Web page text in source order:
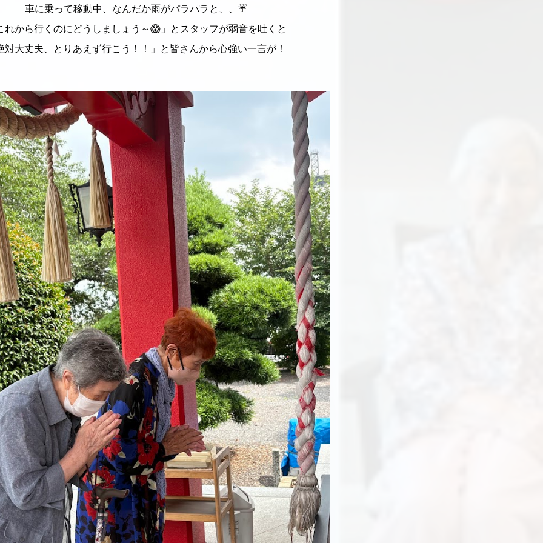
車に乗って移動中、なんだか雨がパラパラと、、☔
れから行くのにどうしましょう～😱」とスタッフが弱音を吐くと
対大丈夫、とりあえず行こう！！」と皆さんから心強い一言が！